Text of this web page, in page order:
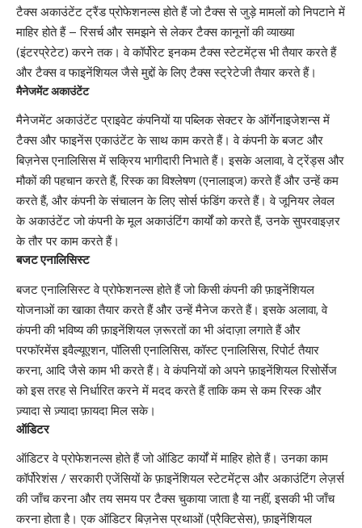
टैक्स अकाउंटेंट ट्रैंड प्रोफेशनल्स होते हैं जो टैक्स से जुड़े मामलों को निपटाने में
माहिर होते हैं – रिसर्च और समझने से लेकर टैक्स कानूनों की व्याख्या
(इंटरप्रेटेट) करने तक। वे कॉर्पोरेट इनकम टैक्स स्टेटमेंट्स भी तैयार करते हैं
और टैक्स व फाइनेंशियल जैसे मुद्दों के लिए टैक्स स्ट्रेटेजी तैयार करते हैं।
मैनेजमेंट अकाउंटेंट
मैनेजमेंट अकाउंटेंट प्राइवेट कंपनियों या पब्लिक सेक्टर के ऑर्गेनाइजेशन्स में
टैक्स और फाइनेंस एकाउंटेंट के साथ काम करते हैं। वे कंपनी के बजट और
बिज़नेस एनालिसिस में सक्रिय भागीदारी निभाते हैं। इसके अलावा, वे ट्रेंड्स और
मौकों की पहचान करते हैं, रिस्क का विश्लेषण (एनालाइज) करते हैं और उन्हें कम
करते हैं, और कंपनी के संचालन के लिए सोर्स फंडिंग करते हैं। वे जूनियर लेवल
के अकाउंटेंट जो कंपनी के मूल अकाउंटिंग कार्यों को करते हैं, उनके सुपरवाइज़र
के तौर पर काम करते हैं।
बजट एनालिसिस्ट
बजट एनालिसिस्ट वे प्रोफेशनल्स होते हैं जो किसी कंपनी की फ़ाइनेंशियल
योजनाओं का खाका तैयार करते हैं और उन्हें मैनेज करते हैं। इसके अलावा, वे
कंपनी की भविष्य की फ़ाइनेंशियल ज़रूरतों का भी अंदाज़ा लगाते हैं और
परफॉरमेंस इवैल्यूएशन, पॉलिसी एनालिसिस, कॉस्ट एनालिसिस, रिपोर्ट तैयार
करना, आदि जैसे काम भी करते हैं। वे कंपनियों को अपने फ़ाइनेंशियल रिसोर्सेज
को इस तरह से निर्धारित करने में मदद करते हैं ताकि कम से कम रिस्क और
ज़्यादा से ज़्यादा फ़ायदा मिल सके।
ऑडिटर
ऑडिटर वे प्रोफेशनल्स होते हैं जो ऑडिट कार्यों में माहिर होते हैं। उनका काम
कॉर्पोरेशंस / सरकारी एजेंसियों के फ़ाइनेंशियल स्टेटमेंट्स और अकाउंटिंग लेज़र्स
की जाँच करना और तय समय पर टैक्स चुकाया जाता है या नहीं, इसकी भी जाँच
करना होता है। एक ऑडिटर बिज़नेस प्रथाओं (प्रैक्टिसेस), फ़ाइनेंशियल